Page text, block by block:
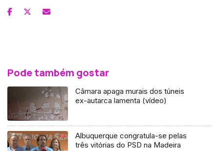
Pode também gostar
Câmara apaga murais dos túneis
ex-autarca lamenta (vídeo)
Albuquerque congratula-se pelas
três vitórias do PSD na Madeira